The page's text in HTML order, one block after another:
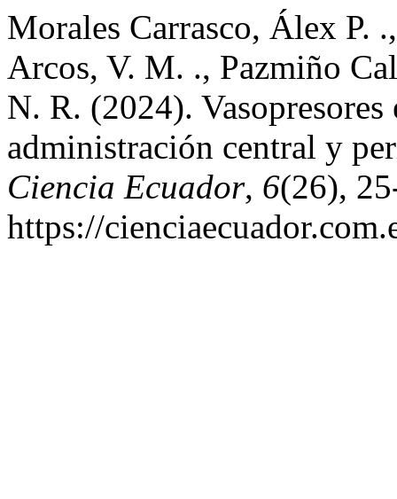
Morales Carrasco, Álex P.
Arcos, V. M. ., Pazmiño
N. R. (2024).
administración central y
Ciencia Ecuador, 6(26),
https://